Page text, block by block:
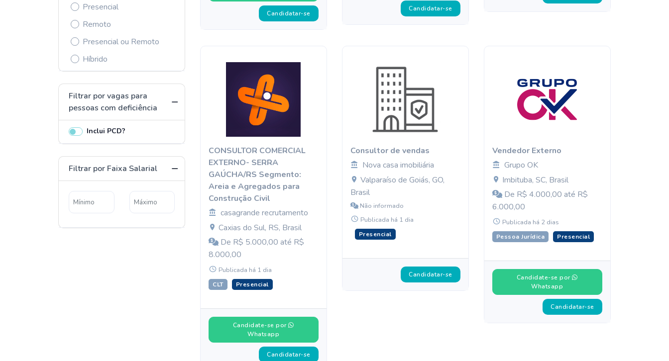
Presencial
Remoto
Presencial ou Remoto
Híbrido
Filtrar por vagas para
pessoas com deficiência
Inclui PCD?
Filtrar por Faixa Salarial
Candidatar-se
Candidatar-se
CONSULTOR COMERCIAL
EXTERNO- SERRA
GAÚCHA/RS Segmento:
Areia e Agregados para
Construção Civil
casagrande recrutamento
Caxias do Sul, RS, Brasil
De R$ 5.000,00 até R$
8.000,00
Publicada há 1 dia
CLT Presencial
Candidate-se por
Whatsapp
Candidatar-se
Consultor de vendas
Nova casa imobiliária
Valparaíso de Goiás, GO,
Brasil
Não informado
Publicada há 1 dia
Presencial
Candidatar-se
Vendedor Externo
Grupo OK
Imbituba, SC, Brasil
De R$ 4.000,00 até R$
6.000,00
Publicada há 2 dias
Pessoa Jurídica Presencial
Candidate-se por
Whatsapp
Candidatar-se